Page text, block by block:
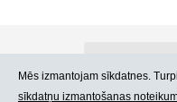
Mēs izmantojam sīkdatnes.
sīkdatņu izmantošanas